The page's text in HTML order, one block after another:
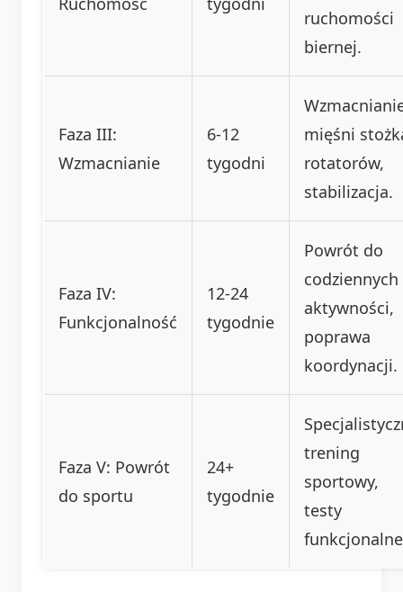
ruchomości
biernej.
Faza III:
Wzmacnianie
6-12
tygodni
mięśni
rotatorów,
stabilizacja.
Faza IV:
Funkcjonalność
12-24
tygodnie
Powrót do
codziennych
aktywności,
poprawa
koordynacji.
Faza V: Powrót
do sportu
24+
tygodnie
trening
sportowy,
testy